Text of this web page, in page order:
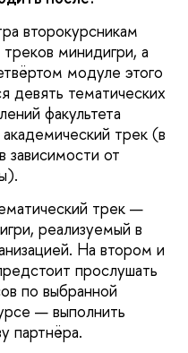
второкурсникам
минидигри, а
модуле этого
девять тематических
факультета
трек (в
зависимости от
трек —
реализуемый в
На втором и
прослушать
по выбранной
— выполнить
партнёра.